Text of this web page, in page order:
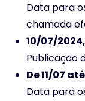
Data para
chamada
10/07/
Publicação
De 11/07
Data para